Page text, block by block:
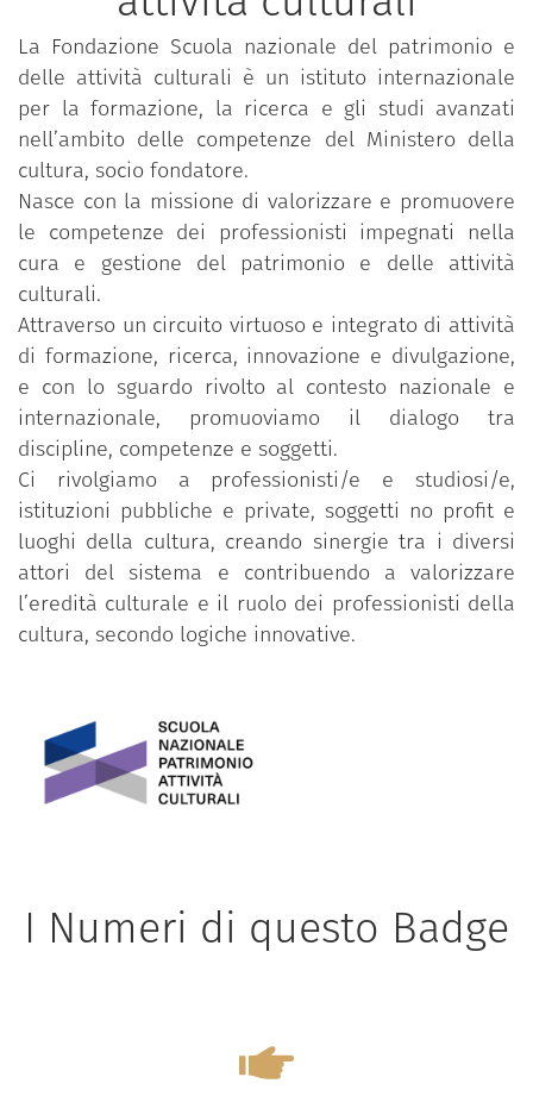
La Fondazione Scuola nazionale del patrimonio e
delle attività culturali è un istituto internazionale
per la formazione, la ricerca e gli studi avanzati
nell’ambito delle competenze del Ministero della
cultura, socio fondatore.
Nasce con la missione di valorizzare e promuovere
le competenze dei professionisti impegnati nella
cura e gestione del patrimonio e delle attività
culturali.
Attraverso un circuito virtuoso e integrato di attività
di formazione, ricerca, innovazione e divulgazione,
e con lo sguardo rivolto al contesto nazionale e
internazionale, promuoviamo il dialogo tra
discipline, competenze e soggetti.
Ci rivolgiamo a professionisti/e e studiosi/e,
istituzioni pubbliche e private, soggetti no profit e
luoghi della cultura, creando sinergie tra i diversi
attori del sistema e contribuendo a valorizzare
l’eredità culturale e il ruolo dei professionisti della
cultura, secondo logiche innovative.
I Numeri di questo Badge